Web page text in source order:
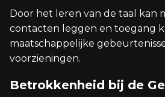
Door het leren van de taal kan
contacten leggen en toegang
maatschappelijke
voorzieningen.
Betrokkenheid bij de